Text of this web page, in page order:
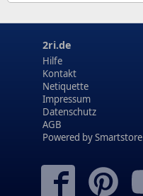
2ri.de
Hilfe
Kontakt
Netiquette
Impressum
Datenschutz
AGB
Powered bySmartstore